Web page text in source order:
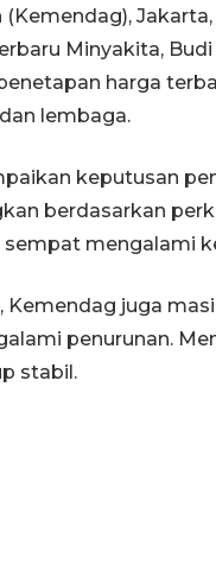
(Kemendag),
Minyakita,
harga
lembaga.
keputusan
berdasarkan
sempat mengalami
Kemendag juga
penurunan.
stabil.